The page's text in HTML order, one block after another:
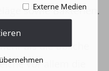
sowie Bakterien.
als die übliche
vor allem die
Externe Medien